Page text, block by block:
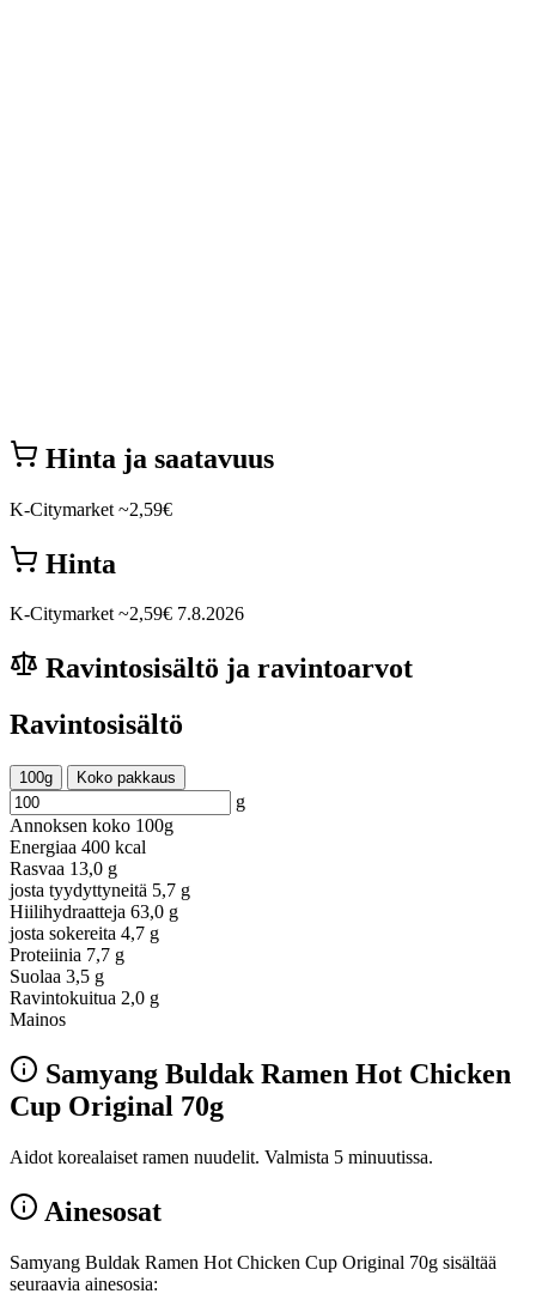
Hinta ja saatavuus
K-Citymarket ~2,59€
Hinta
K-Citymarket ~2,59€ 7.8.2026
Ravintosisältö ja ravintoarvot
Ravintosisältö
100g Koko pakkaus
g
Annoksen koko 100g
Energiaa 400 kcal
Rasvaa 13,0 g
josta tyydyttyneitä 5,7 g
Hiilihydraatteja 63,0 g
josta sokereita 4,7 g
Proteiinia 7,7 g
Suolaa 3,5 g
Ravintokuitua 2,0 g
Mainos
Samyang Buldak Ramen Hot Chicken
Cup Original 70g
Aidot korealaiset ramen nuudelit. Valmista 5 minuutissa.
Ainesosat
Samyang Buldak Ramen Hot Chicken Cup Original 70g sisältää
seuraavia ainesosia: